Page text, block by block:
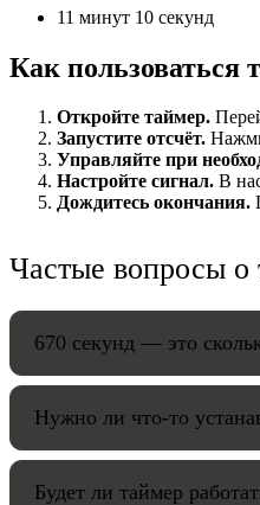
11 минут 10 секунд
Как пользоваться
Откройте таймер.
Запустите отсчёт.
Управляйте при
Настройте сигнал. В
Дождитесь окончания.
Частые вопросы о
670 секунд — это
Нужно ли что-то
Будет ли таймер